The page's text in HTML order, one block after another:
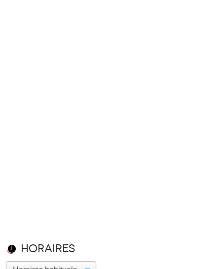
Horaires